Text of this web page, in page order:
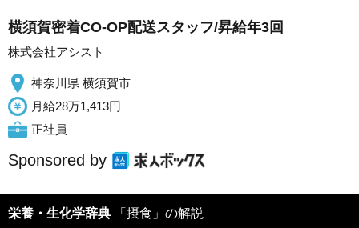
横須賀密着CO-OP配送スタッフ/昇給年3回
株式会社アシスト
神奈川県 横須賀市
月給28万1,413円
正社員
Sponsored by
栄養・生化学辞典 「摂食」の解説